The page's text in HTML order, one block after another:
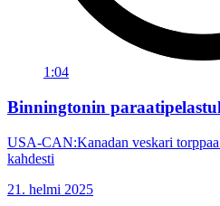
1:04
Binningtonin
USA-CAN:Kanadan veskari
kahdesti
21. helmi 2025